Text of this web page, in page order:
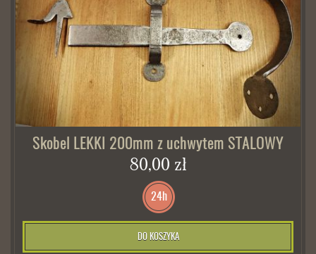
Skobel LEKKI 200mm z uchwytem STALOWY
80,00 zł
24h
DO KOSZYKA